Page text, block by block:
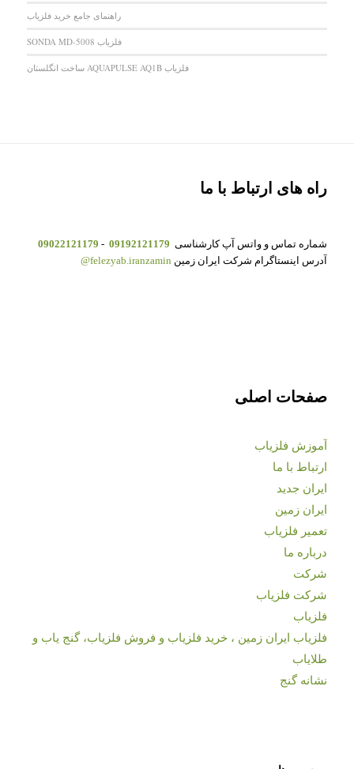
راهنمای جامع خرید فلزیاب
فلزیاب SONDA MD-5008
فلزیاب AQUAPULSE AQ1B ساخت انگلستان
راه های ارتباط با ما
شماره تماس و واتس آپ کارشناسی 09192121179
-
09022121179
آدرس اینستاگرام شرکت ایران زمین felezyab.iranzamin@
صفحات اصلی
آموزش فلزیاب
ارتباط با ما
ایران جدید
ایران زمین
تعمیر فلزیاب
درباره ما
شرکت
شرکت فلزیاب
فلزیاب
فلزیاب ایران زمین ، خرید فلزیاب و فروش فلزیاب، گنج یاب و
طلایاب
نشانه گنج